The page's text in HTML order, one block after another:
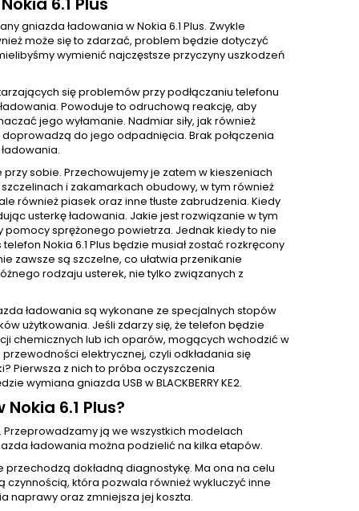
gniazda ładowania w Nokia 6.1 Plus. Zwykle
może się to zdarzać, problem będzie dotyczyć
wymienić najczęstsze przyczyny uszkodzeń
się problemów przy podłączaniu telefonu
Powoduje to odruchową reakcję, aby
jego wyłamanie. Nadmiar siły, jak również
do jego odpadnięcia. Brak połączenia
sobie. Przechowujemy je zatem w kieszeniach
i zakamarkach obudowy, w tym również
również piasek oraz inne tłuste zabrudzenia. Kiedy
usterkę ładowania. Jakie jest rozwiązanie w tym
pomocy sprężonego powietrza. Jednak kiedy to nie
Nokia 6.1 Plus będzie musiał zostać rozkręcony
zawsze są szczelne, co ułatwia przenikanie
rodzaju usterek, nie tylko związanych z
ładowania są wykonane ze specjalnych stopów
użytkowania. Jeśli zdarzy się, że telefon będzie
chemicznych lub ich oparów, mogących wchodzić w
elektrycznej, czyli odkładania się
Pierwsza z nich to próba oczyszczenia
wymiana gniazda USB w BLACKBERRY KE2.
6.1 Plus?
ją we wszystkich modelach
ładowania można podzielić na kilka etapów.
dokładną diagnostykę. Ma ona na celu
która pozwala również wykluczyć inne
naprawy oraz zmniejsza jej koszta.